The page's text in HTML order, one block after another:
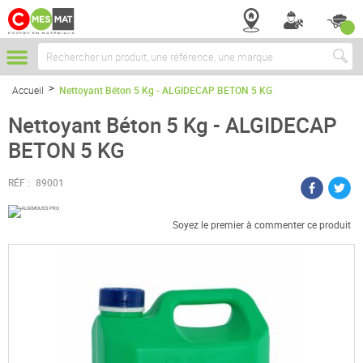
Chercher
Accueil Nettoyant Béton 5 Kg - ALGIDECAP BETON 5 KG
Nettoyant Béton 5 Kg - ALGIDECAP
BETON 5 KG
RÉF : 89001
Soyez le premier à commenter ce produit
Passer